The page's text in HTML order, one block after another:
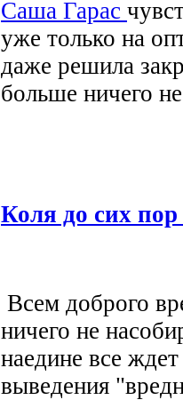
Саша Гарас
уже только на
даже решила
больше ничего
Коля до сих
Всем доброго
ничего не
наедине все
выведения